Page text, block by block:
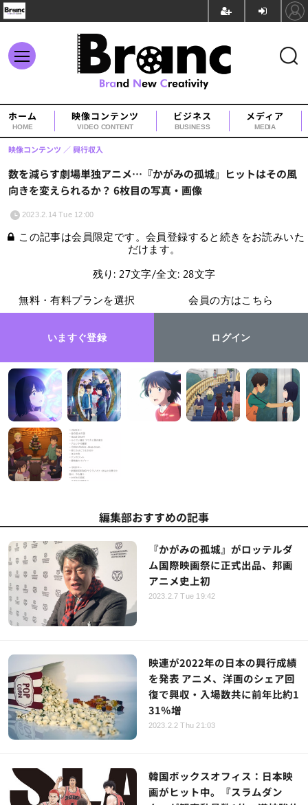
ホーム
HOME
映像コンテンツ
VIDEO CONTENT
ビジネス
BUSINESS
メディア
MEDIA
数を減らす劇場単独アニメ…『かがみの孤城』ヒットはその風
向きを変えられるか？ 6枚目の写真・画像
映像コンテンツ 興行収入
2023.2.14 Tue 12:00
この記事は会員限定です。会員登録すると続きをお読みいた
だけます。
残り: 27文字/全文: 28文字
無料・有料プランを選択
いますぐ登録
会員の方はこちら
ログイン
編集部おすすめの記事
『かがみの孤城』がロッテルダ
ム国際映画祭に正式出品、邦画
アニメ史上初
2023.2.7 Tue 19:42
映連が2022年の日本の興行成績
を発表 アニメ、洋画のシェア回
復で興収・入場数共に前年比約1
31％増
2023.2.2 Thu 21:03
韓国ボックスオフィス：日本映
画がヒット中。『スラムダン